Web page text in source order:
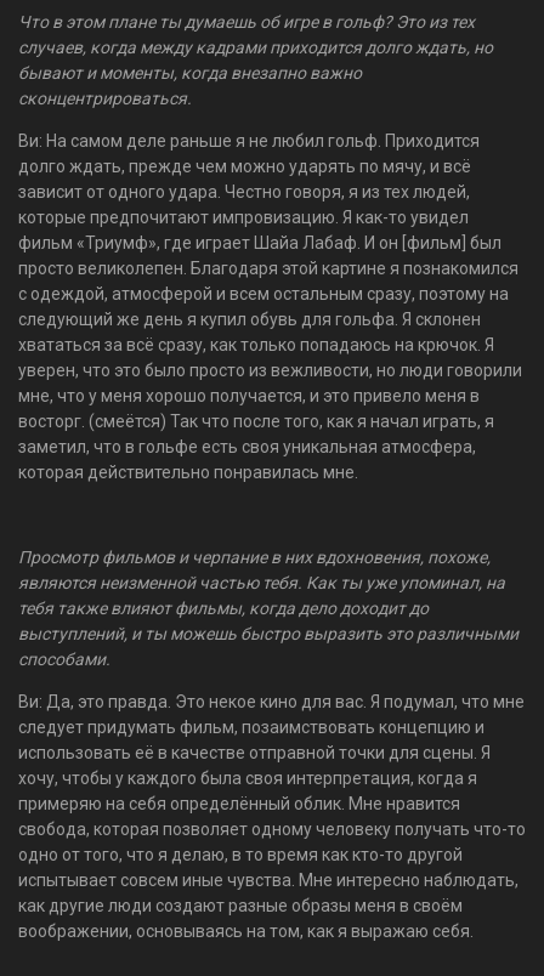
Что в этом плане ты думаешь об игре в гольф? Это из тех
случаев, когда между кадрами приходится долго ждать, но
бывают и моменты, когда внезапно важно
сконцентрироваться.
Ви: На самом деле раньше я не любил гольф. Приходится
долго ждать, прежде чем можно ударять по мячу, и всё
зависит от одного удара. Честно говоря, я из тех людей,
которые предпочитают импровизацию. Я как-то увидел
фильм «Триумф», где играет Шайа Лабаф. И он [фильм] был
просто великолепен. Благодаря этой картине я познакомился
с одеждой, атмосферой и всем остальным сразу, поэтому на
следующий же день я купил обувь для гольфа. Я склонен
хвататься за всё сразу, как только попадаюсь на крючок. Я
уверен, что это было просто из вежливости, но люди говорили
мне, что у меня хорошо получается, и это привело меня в
восторг. (смеётся) Так что после того, как я начал играть, я
заметил, что в гольфе есть своя уникальная атмосфера,
которая действительно понравилась мне.
Просмотр фильмов и черпание в них вдохновения, похоже,
являются неизменной частью тебя. Как ты уже упоминал, на
тебя также влияют фильмы, когда дело доходит до
выступлений, и ты можешь быстро выразить это различными
способами.
Ви: Да, это правда. Это некое кино для вас. Я подумал, что мне
следует придумать фильм, позаимствовать концепцию и
использовать её в качестве отправной точки для сцены. Я
хочу, чтобы у каждого была своя интерпретация, когда я
примеряю на себя определённый облик. Мне нравится
свобода, которая позволяет одному человеку получать что-то
одно от того, что я делаю, в то время как кто-то другой
испытывает совсем иные чувства. Мне интересно наблюдать,
как другие люди создают разные образы меня в своём
воображении, основываясь на том, как я выражаю себя.